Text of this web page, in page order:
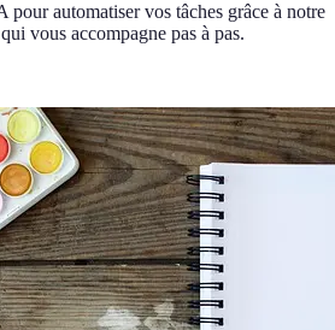
automatiser vos tâches grâce à notre
vous accompagne pas à pas.